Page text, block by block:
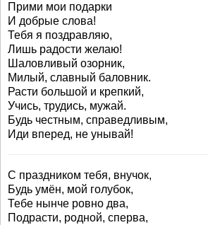
Прими мои подарки
И добрые слова!
Тебя я поздравляю,
Лишь радости желаю!
Шаловливый озорник,
Милый, славный баловник.
Расти большой и крепкий,
Учись, трудись, мужай.
Будь честным, справедливым,
Иди вперед, не унывай!
С праздником тебя, внучок,
Будь умён, мой голубок,
Тебе нынче ровно два,
Подрасти, родной, сперва,